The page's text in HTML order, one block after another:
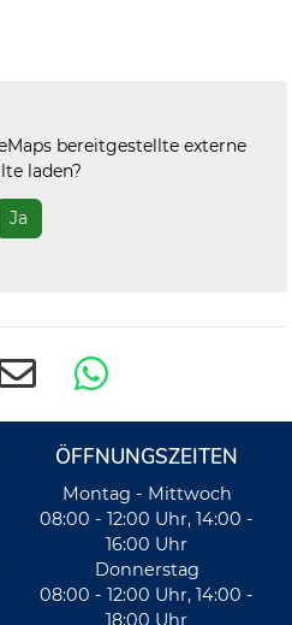
bereitgestellte externe
laden?
Ja
ÖFFNUNGSZEITEN
Montag - Mittwoch
08:00 - 12:00 Uhr, 14:00 -
16:00 Uhr
Donnerstag
08:00 - 12:00 Uhr, 14:00 -
18:00 Uhr